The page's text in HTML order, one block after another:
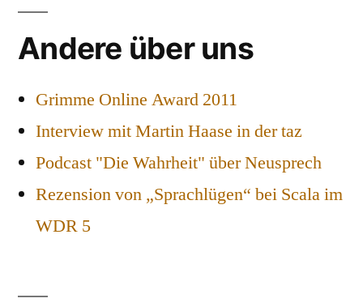
Andere über uns
Grimme Online Award 2011
Interview mit Martin Haase in der taz
Podcast "Die Wahrheit" über Neusprech
Rezension von „Sprachlügen“ bei Scala im
WDR 5